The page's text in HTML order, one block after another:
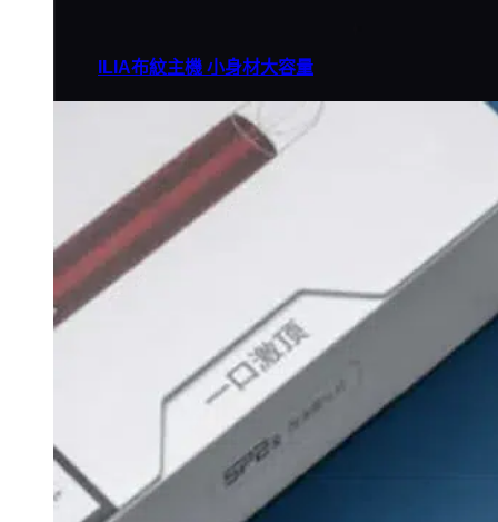
ILIA布紋主機 小身材大容量